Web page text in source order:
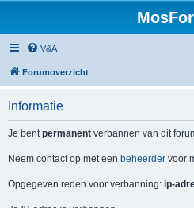
V&A
Forumoverzicht
Informatie
Je bentpermanent verbannen van dit
Neem contact op met een beheerder voor
Opgegeven reden voor verbanning: ip-